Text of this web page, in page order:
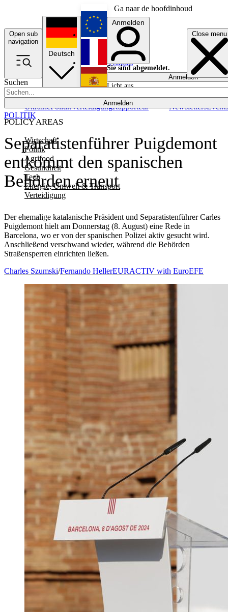
Ga naar de hoofdinhoud
Open sub
navigation
Close menu
Suchen
Anmelden
POLICY AREAS
Wirtschaft
Politik
Agrifood
Gesundheit
Tech
Energie, Umwelt & Transport
Verteidigung
UkrainePolitikVerteidigungRapporteur NewslettersEvents
Deutsch
English
Français
Anmelden
Sie sind abgemeldet.
Anmelden
Licht aus
Separatistenführer Puigdemont
entkommt den spanischen
Behörden erneut
Der ehemalige katalanische Präsident und Separatistenführer Carles
Puigdemont hielt am Donnerstag (8. August) eine Rede in
Barcelona, wo er von der spanischen Polizei aktiv gesucht wird.
Anschließend verschwand wieder, während die Behörden
Straßensperren einrichten ließen.
POLITIK
Charles Szumski/Fernando HellerEURACTIV with EuroEFE